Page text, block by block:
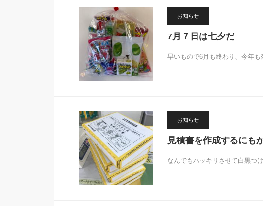
お知らせ
7月７日は七夕だ
早いもので6月も終わり、今年
お知らせ
見積書を作成するにも
なんでもハッキリさせて白黒つ